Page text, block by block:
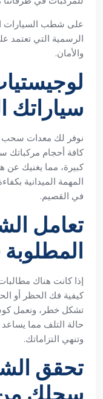
على شطب السيارات
الرسمية التي تعتمد
والأمان.
سياراتك
نوفر لك معدات سحب
كافة أحجام مركباتك
كبيرة، مما يغنيك
المهمة الميدانية
في القصيم.
تعامل
إذا كانت هناك
كيفية فك الحظر أو
تشكل خطر، ونعمل
حالة التلف مما
وتنهي التزاماتك.
تحقق